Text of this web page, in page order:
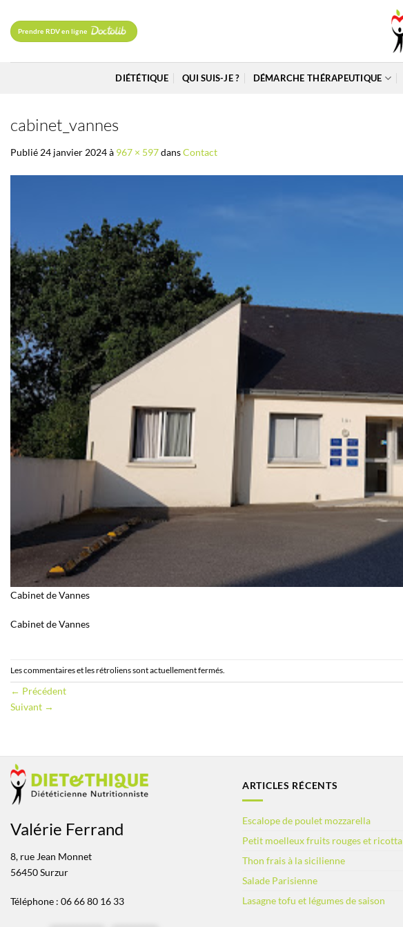
contenu
Prendre RDV en ligne
DIÉTÉTIQUE QUI SUIS-JE ? DÉMARCHE THÉRAPEUTIQUE
cabinet_vannes
Publié 24 janvier 2024à 967 × 597dansContact
Cabinet de Vannes
Cabinet de Vannes
Les commentaires et les rétroliens sont actuellement fermés.
← Précédent
Suivant →
Valérie Ferrand
8, rue Jean Monnet
56450 Surzur
Téléphone : 06 66 80 16 33
ARTICLES RÉCENTS
Escalope de poulet mozzarella
Petit moelleux fruits rouges et ricotta
Thon frais à la sicilienne
Salade Parisienne
Lasagne tofu et légumes de saison